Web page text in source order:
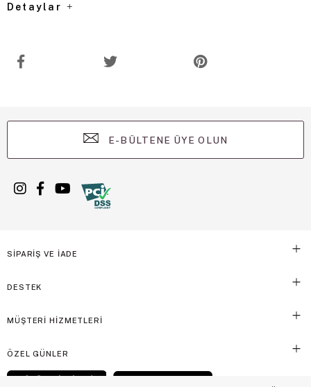
Detaylar
E-BÜLTENE ÜYE OLUN
SİPARİŞ VE İADE
DESTEK
MÜŞTERİ HİZMETLERİ
ÖZEL GÜNLER